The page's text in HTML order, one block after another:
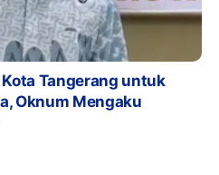
Tangerang untuk
Oknum Mengaku